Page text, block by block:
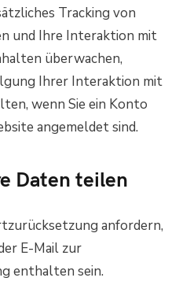
Tracking von
und Ihre Interaktion mit
überwachen,
Ihrer Interaktion mit
wenn Sie ein Konto
angemeldet sind.
Daten teilen
anfordern,
E-Mail zur
enthalten sein.